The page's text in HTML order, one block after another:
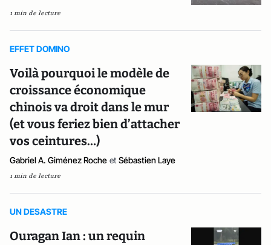
1 min de lecture
EFFET DOMINO
Voilà pourquoi le modèle de
croissance économique
chinois va droit dans le mur
(et vous feriez bien d’attacher
vos ceintures…)
Gabriel A. Giménez Roche et Sébastien Laye
1 min de lecture
UN DESASTRE
Ouragan Ian : un requin